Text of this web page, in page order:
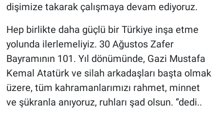
dişimize takarak çalışmaya devam ediyoruz.
Hep birlikte daha güçlü bir Türkiye inşa etme
yolunda ilerlemeliyiz. 30 Ağustos Zafer
Bayramının 101. Yıl dönümünde, Gazi Mustafa
Kemal Atatürk ve silah arkadaşları başta olmak
üzere, tüm kahramanlarımızı rahmet, minnet
ve şükranla anıyoruz, ruhları şad olsun. ‘’dedi..